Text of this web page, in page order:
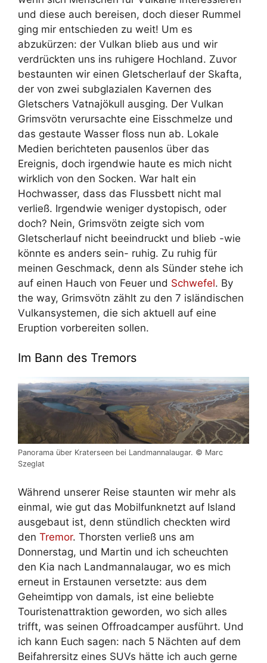
und diese auch bereisen, doch dieser Rummel
ging mir entschieden zu weit! Um es
abzukürzen: der Vulkan blieb aus und wir
verdrückten uns ins ruhigere Hochland. Zuvor
bestaunten wir einen Gletscherlauf der Skafta,
der von zwei subglazialen Kavernen des
Gletschers Vatnajökull ausging. Der Vulkan
Grimsvötn verursachte eine Eisschmelze und
das gestaute Wasser floss nun ab. Lokale
Medien berichteten pausenlos über das
Ereignis, doch irgendwie haute es mich nicht
wirklich von den Socken. War halt ein
Hochwasser, dass das Flussbett nicht mal
verließ. Irgendwie weniger dystopisch, oder
doch? Nein, Grimsvötn zeigte sich vom
Gletscherlauf nicht beeindruckt und blieb -wie
könnte es anders sein- ruhig. Zu ruhig für
meinen Geschmack, denn als Sünder stehe ich
auf einen Hauch von Feuer und Schwefel. By
the way, Grimsvötn zählt zu den 7 isländischen
Vulkansystemen, die sich aktuell auf eine
Eruption vorbereiten sollen.
Im Bann des Tremors
Panorama über Kraterseen bei Landmannalaugar. © Marc
Szeglat
Während unserer Reise staunten wir mehr als
einmal, wie gut das Mobilfunknetzt auf Island
ausgebaut ist, denn stündlich checkten wird
den Tremor. Thorsten verließ uns am
Donnerstag, und Martin und ich scheuchten
den Kia nach Landmannalaugar, wo es mich
erneut in Erstaunen versetzte: aus dem
Geheimtipp von damals, ist eine beliebte
Touristenattraktion geworden, wo sich alles
trifft, was seinen Offroadcamper ausführt. Und
ich kann Euch sagen: nach 5 Nächten auf dem
Beifahrersitz eines SUVs hätte ich auch gerne